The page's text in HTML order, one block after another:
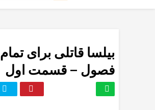
بیلسا قاتلی برای تمام
فصول – قسمت اول